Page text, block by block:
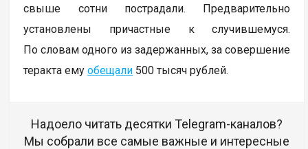
свыше сотни пострадали. Предварительно
установлены причастные к случившемуся.
По словам одного из задержанных, за совершение
теракта емуобещали 500 тысяч рублей.
Надоело читать десятки Telegram-каналов?
Мы собрали все самые важные и интересные